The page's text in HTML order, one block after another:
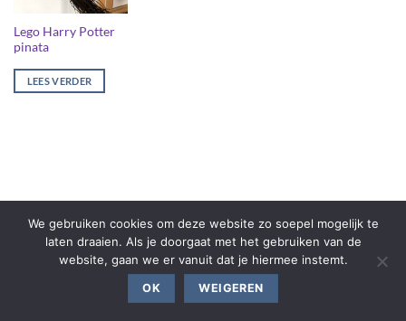
Lego Harry Potter
pinata
LEES VERDER
We gebruiken cookies om deze website zo soepel mogelijk te
laten draaien. Als je doorgaat met het gebruiken van de
website, gaan we er vanuit dat je hiermee instemt.
OK WEIGEREN